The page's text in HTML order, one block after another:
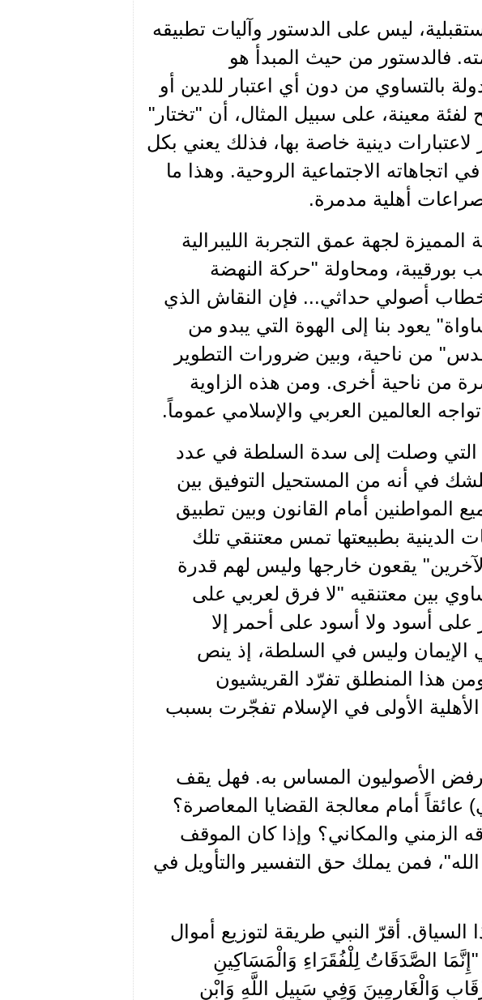
ليس على الدستور وآليات تطبيقه
فالدستور من حيث المبدأ هو
بالتساوي من دون أي اعتبار للدين أو
معينة، على سبيل المثال، أن "تختار"
دينية خاصة بها، فذلك يعني بكل
الاجتماعية الروحية. وهذا ما
أهلية مدمرة.
لجهة عمق التجربة الليبرالية
بورقيبة، ومحاولة "حركة النهضة
خطاب أصولي حداثي... فإن النقاش الذي
يعود بنا إلى الهوة التي يبدو من
من ناحية، وبين ضرورات التطوير
من ناحية أخرى. ومن هذه الزاوية
العالمين العربي والإسلامي عموماً.
التي وصلت إلى سدة السلطة في عدد
في أنه من المستحيل التوفيق بين
المواطنين أمام القانون وبين تطبيق
الدينية بطبيعتها تمس معتنقي تلك
يقعون خارجها وليس لهم قدرة
بين معتنقيه "لا فرق لعربي على
أسود ولا أسود على أحمر إلا
الإيمان وليس في السلطة، إذ ينص
هذا المنطلق تفرّد القريشيون
الأولى في الإسلام تفجّرت بسبب
الأصوليون المساس به. فهل يقف
أمام معالجة القضايا المعاصرة؟
الزمني والمكاني؟ وإذا كان الموقف
فمن يملك حق التفسير والتأويل في
أقرّ النبي طريقة لتوزيع أموال
سورة التوبة: "إِنَّمَا الصَّدَقَاتُ لِلْفُقَرَاءِ وَالْمَسَاكِينِ
وَالْغَارِمِينَ وَفِي سَبِيلِ اللَّهِ وَابْنِ